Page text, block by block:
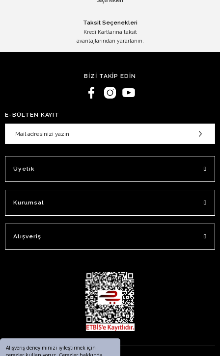
Alışveriş deneyiminizi iyileştirmek için
Taksit Seçenekleri
Kredi Kartlarına taksit
avantajlarından yararlanın.
BİZİ TAKİP EDİN
E-BÜLTEN KAYIT
Üyelik
Kurumsal
Alışveriş